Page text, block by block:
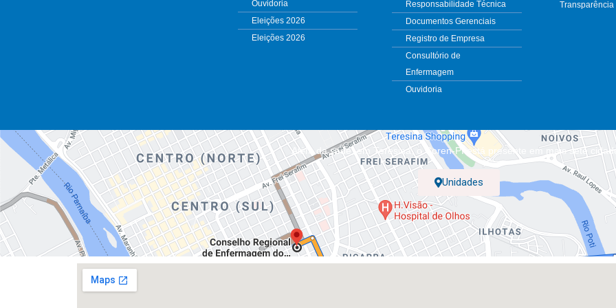
Ouvidoria
Eleições 2026
Eleições 2026
Responsabilidade Técnica
Documentos Gerenciais
Registro de Empresa
Consultório de
Enfermagem
Ouvidoria
Transparência
Além da sede, em Teresina, o Coren-PI está presente em mais sete
Unidades